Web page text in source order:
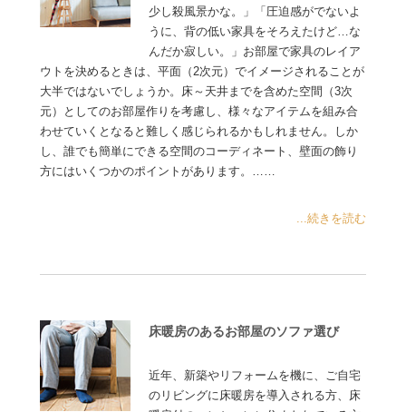
少し殺風景かな。」「圧迫感がでないよ
うに、背の低い家具をそろえたけど…な
んだか寂しい。」お部屋で家具のレイア
ウトを決めるときは、平面（2次元）でイメージされることが
大半ではないでしょうか。床～天井までを含めた空間（3次
元）としてのお部屋作りを考慮し、様々なアイテムを組み合
わせていくとなると難しく感じられるかもしれません。しか
し、誰でも簡単にできる空間のコーディネート、壁面の飾り
方にはいくつかのポイントがあります。……
...続きを読む
床暖房のあるお部屋のソファ選び
近年、新築やリフォームを機に、ご自宅
のリビングに床暖房を導入される方、床